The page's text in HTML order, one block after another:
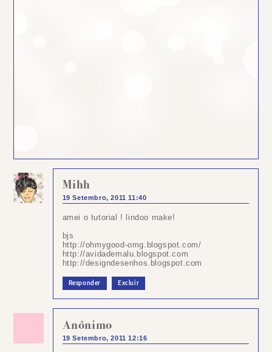
Mihh
19 Setembro, 2011 11:40
amei o tutorial ! lindoo make!
bjs
http://ohmygood-omg.blogspot.com/
http://avidademalu.blogspot.com
http://designdesenhos.blogspot.com­ ­
Responder Excluir
Anônimo
19 Setembro, 2011 12:16